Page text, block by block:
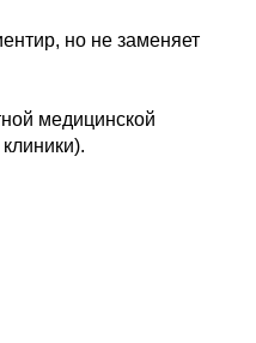
но не заменяет
медицинской